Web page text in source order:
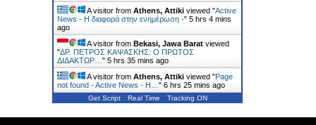
A visitor from Athens, Attiki viewed "Active
News - Η διαφορά στην ενημέρωση -" 5 hrs 4 mins
ago
A visitor from Bekasi, Jawa Barat viewed
"ΔΡ. ΠΕΤΡΟΣ ΚΑΨΑΣΚΗΣ: Ο ΠΡΩΤΟΣ
ΔΙΔΑΚΤΩΡ… " 5 hrs 35 mins ago
A visitor from Athens, Attiki viewed "Page
not found - Active News - Η… " 6 hrs 25 mins ago
Get Script Real Time Tracking ON